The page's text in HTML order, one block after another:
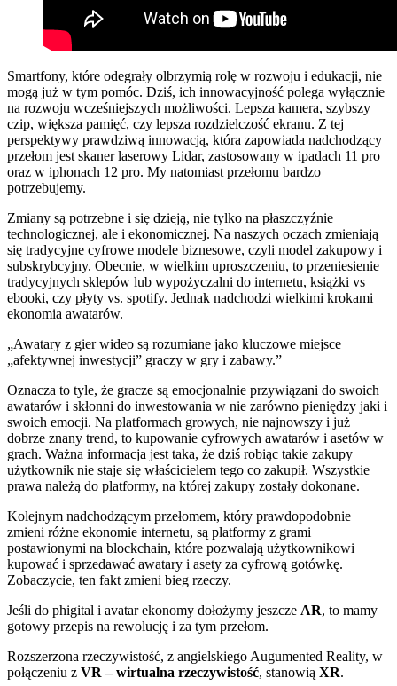
Smartfony, które odegrały olbrzymią rolę w rozwoju i edukacji, nie
mogą już w tym pomóc. Dziś, ich innowacyjność polega wyłącznie
na rozwoju wcześniejszych możliwości. Lepsza kamera, szybszy
czip, większa pamięć, czy lepsza rozdzielczość ekranu. Z tej
perspektywy prawdziwą innowacją, która zapowiada nadchodzący
przełom jest skaner laserowy Lidar, zastosowany w ipadach 11 pro
oraz w iphonach 12 pro. My natomiast przełomu bardzo
potrzebujemy.
Zmiany są potrzebne i się dzieją, nie tylko na płaszczyźnie
technologicznej, ale i ekonomicznej. Na naszych oczach zmieniają
się tradycyjne cyfrowe modele biznesowe, czyli model zakupowy i
subskrybcyjny. Obecnie, w wielkim uproszczeniu, to przeniesienie
tradycyjnych sklepów lub wypożyczalni do internetu, książki vs
ebooki, czy płyty vs. spotify. Jednak nadchodzi wielkimi krokami
ekonomia awatarów.
„Awatary z gier wideo są rozumiane jako kluczowe miejsce
„afektywnej inwestycji” graczy w gry i zabawy.”
Oznacza to tyle, że gracze są emocjonalnie przywiązani do swoich
awatarów i skłonni do inwestowania w nie zarówno pieniędzy jaki i
swoich emocji. Na platformach growych, nie najnowszy i już
dobrze znany trend, to kupowanie cyfrowych awatarów i asetów w
grach. Ważna informacja jest taka, że dziś robiąc takie zakupy
użytkownik nie staje się właścicielem tego co zakupił. Wszystkie
prawa należą do platformy, na której zakupy zostały dokonane.
Kolejnym nadchodzącym przełomem, który prawdopodobnie
zmieni różne ekonomie internetu, są platformy z grami
postawionymi na blockchain, które pozwalają użytkownikowi
kupować i sprzedawać awatary i asety za cyfrową gotówkę.
Zobaczycie, ten fakt zmieni bieg rzeczy.
Jeśli do phigital i avatar ekonomy dołożymy jeszcze AR, to mamy
gotowy przepis na rewolucję i za tym przełom.
Rozszerzona rzeczywistość, z angielskiego Augumented Reality, w
połączeniu z VR – wirtualna rzeczywistość, stanowią XR.